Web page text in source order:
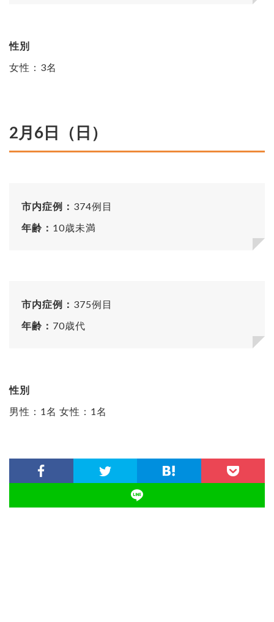
性別
女性：3名
2月6日（日）
市内症例： 374例目
年齢： 10歳未満
市内症例： 375例目
年齢： 70歳代
性別
男性：1名 女性：1名